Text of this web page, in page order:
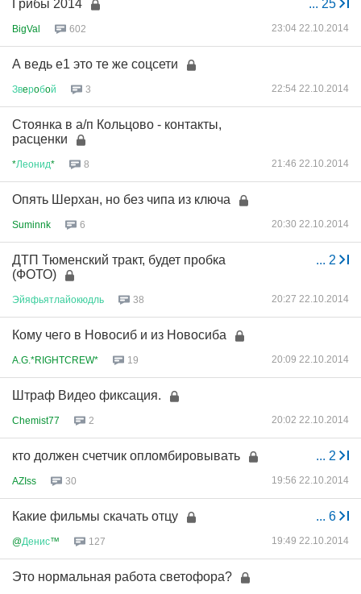
... 25
Грибы 2014
BigVal 602 23:04 22.10.2014
А ведь е1 это те же соцсети
Звeрoбoй 3 22:54 22.10.2014
Стоянка в а/п Кольцово - контакты,
расценки
*Леонид* 8 21:46 22.10.2014
Опять Шерхан, но без чипа из ключа
Suminnk 6 20:30 22.10.2014
... 2
ДТП Тюменский тракт, будет пробка
(ФОТО)
Эйяфьятлайокюдль 38 20:27 22.10.2014
Кому чего в Новосиб и из Новосиба
A.G.*RIGHTCREW* 19 20:09 22.10.2014
Штраф Видео фиксация.
Chemist77 2 20:02 22.10.2014
... 2
кто должен счетчик опломбировывать
AZIss 30 19:56 22.10.2014
... 6
Какие фильмы скачать отцу
@Денис™ 127 19:49 22.10.2014
Это нормальная работа светофора?